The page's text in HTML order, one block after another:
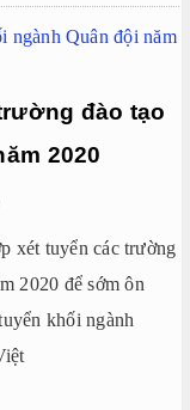
đào tạo
2020
xét tuyển các trường
2020 để sớm ôn
khối ngành